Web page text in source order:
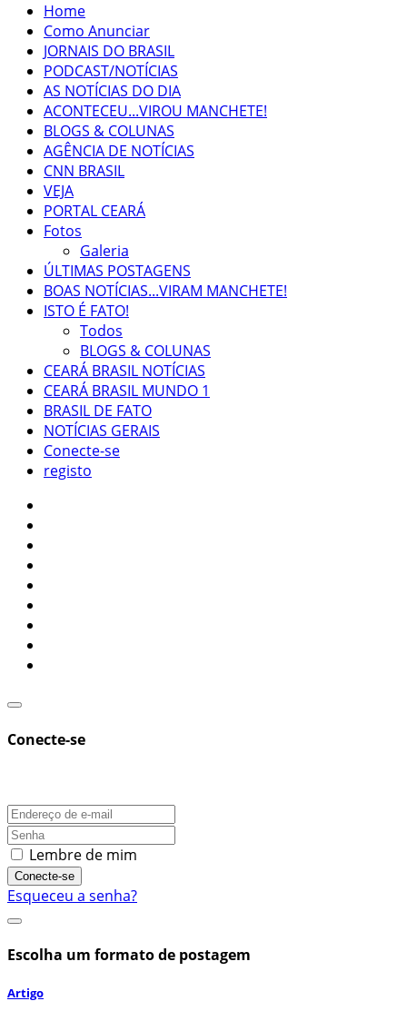
Home
Como Anunciar
JORNAIS DO BRASIL
PODCAST/NOTÍCIAS
AS NOTÍCIAS DO DIA
ACONTECEU...VIROU MANCHETE!
BLOGS & COLUNAS
AGÊNCIA DE NOTÍCIAS
CNN BRASIL
VEJA
PORTAL CEARÁ
Fotos
Galeria
ÚLTIMAS POSTAGENS
BOAS NOTÍCIAS...VIRAM MANCHETE!
ISTO É FATO!
Todos
BLOGS & COLUNAS
CEARÁ BRASIL NOTÍCIAS
CEARÁ BRASIL MUNDO 1
BRASIL DE FATO
NOTÍCIAS GERAIS
Conecte-se
registo
Conecte-se
Lembre de mim
Conecte-se
Esqueceu a senha?
Escolha um formato de postagem
Artigo